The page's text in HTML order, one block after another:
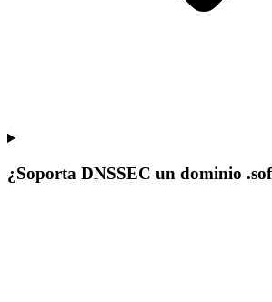
¿Soporta DNSSEC un dominio